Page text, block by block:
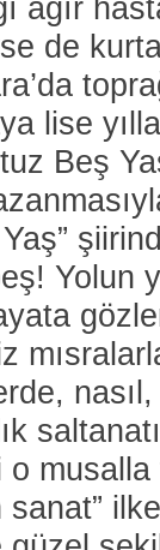
ağır
de
lise
Beş
Yolun
musalla
sanat”